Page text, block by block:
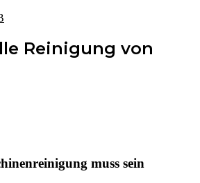
Reinigung von
muss sein